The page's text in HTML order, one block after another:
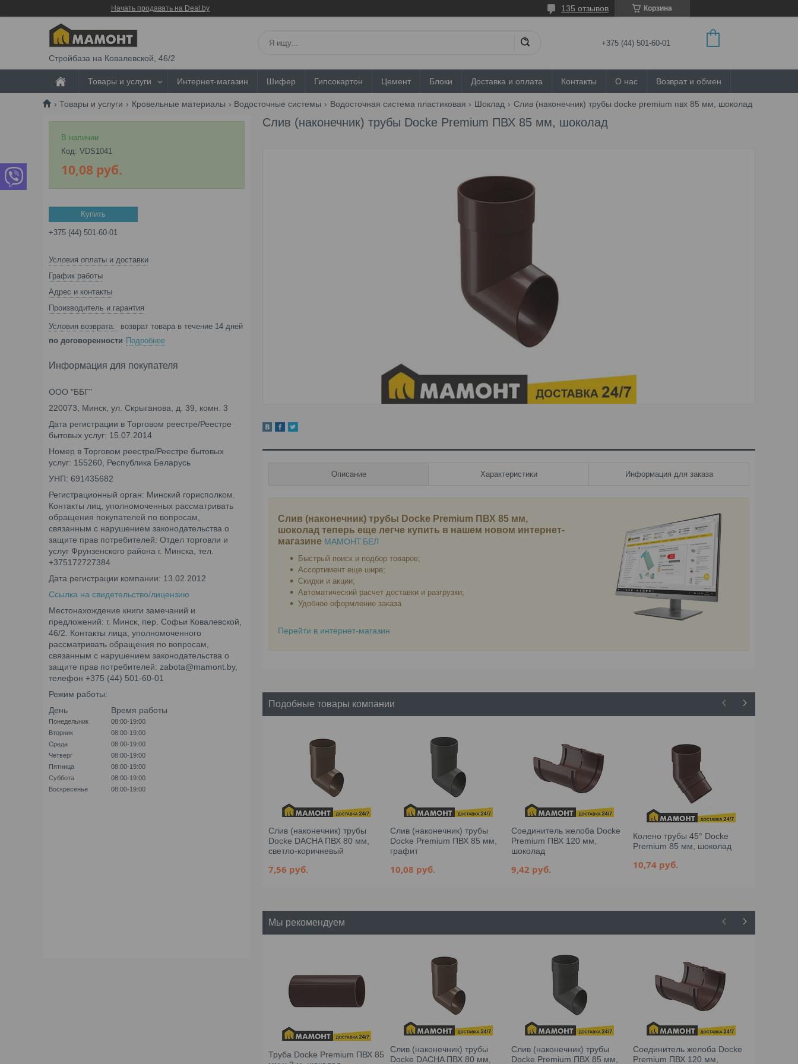
Начать продавать на Deal.by Корзина
135 отзывов
Стройбаза на Ковалевской, 46/2
+375 (44) 501-60-01
Товары и услуги Интернет-магазин Шифер Гипсокартон Цемент Блоки Доставка и оплата Контакты О нас Возврат и обмен
Товары и услуги Кровельные материалы Водосточные системы Водосточная система пластиковая Шоклад Слив (наконечник) трубы docke premium пвх 85 мм, шоколад
Слив (наконечник) трубы Docke Premium ПВХ 85 мм, шоколад
Описание Характеристики Информация для заказа
Слив (наконечник) трубы Docke Premium ПВХ 85 мм,
шоколад теперь еще легче купить в нашем новом интернет-
магазине МАМОНТ.БЕЛ
Быстрый поиск и подбор товаров;
Ассортимент еще шире;
Скидки и акции;
Автоматический расчет доставки и разгрузки;
Удобное оформление заказа
Перейти в интернет-магазин
Подобные товары компании
Слив (наконечник) трубы
Docke DACHA ПВХ 80 мм,
светло-коричневый
7,56 руб.
Слив (наконечник) трубы
Docke Premium ПВХ 85 мм,
графит
10,08 руб.
Соединитель желоба Docke
Premium ПВХ 120 мм,
шоколад
9,42 руб.
Колено трубы 45° Docke
Premium 85 мм, шоколад
10,74 руб.
Мы рекомендуем
Труба Docke Premium ПВХ 85
Слив (наконечник) трубы
Docke DACHA ПВХ 80 мм,
Слив (наконечник) трубы
Docke Premium ПВХ 85 мм,
Соединитель желоба Docke
Premium ПВХ 120 мм,
В наличии
Код: VDS1041
10,08 руб.
Купить
+375 (44) 501-60-01
Условия оплаты и доставки
График работы
Адрес и контакты
Производитель и гарантия
возврат товара в течение 14 дней
по договоренности Подробнее
Информация для покупателя
ООО "ББГ"
220073, Минск, ул. Скрыганова, д. 39, комн. 3
Дата регистрации в Торговом реестре/Реестре
бытовых услуг: 15.07.2014
Номер в Торговом реестре/Реестре бытовых
услуг: 155260, Республика Беларусь
УНП: 691435682
Регистрационный орган: Минский горисполком.
Контакты лиц, уполномоченных рассматривать
обращения покупателей по вопросам,
связанным с нарушением законодательства о
защите прав потребителей: Отдел торговли и
услуг Фрунзенского района г. Минска, тел.
+375172727384
Дата регистрации компании: 13.02.2012
Ссылка на свидетельство/лицензию
Местонахождение книги замечаний и
предложений: г. Минск, пер. Софьи Ковалевской,
46/2. Контакты лица, уполномоченного
рассматривать обращения по вопросам,
связанным с нарушением законодательства о
защите прав потребителей: zabota@mamont.by,
телефон +375 (44) 501-60-01
Режим работы:
День
Время работы
Понедельник
08:00-19:00
Вторник
08:00-19:00
Среда
08:00-19:00
Четверг
08:00-19:00
Пятница
08:00-19:00
Суббота
08:00-19:00
Воскресенье
08:00-19:00